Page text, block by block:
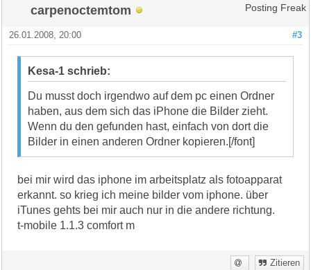
carpenoctemtom Posting Freak
#3
26.01.2008, 20:00
Kesa-1 schrieb:
Du musst doch irgendwo auf dem pc einen Ordner
haben, aus dem sich das iPhone die Bilder zieht.
Wenn du den gefunden hast, einfach von dort die
Bilder in einen anderen Ordner kopieren.[/font]
bei mir wird das iphone im arbeitsplatz als fotoapparat
erkannt. so krieg ich meine bilder vom iphone. über
iTunes gehts bei mir auch nur in die andere richtung.
t-mobile 1.1.3 comfort m
Zitieren